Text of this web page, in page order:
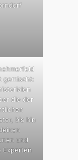
gemischt:
die der
bis hin
und
Experten